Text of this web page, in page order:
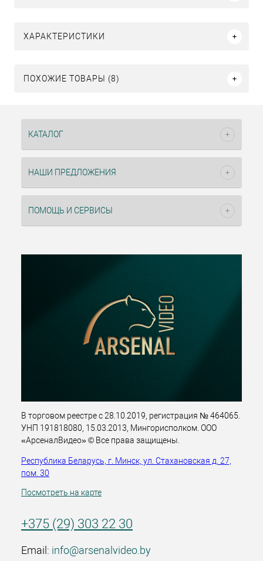
ХАРАКТЕРИСТИКИ
ПОХОЖИЕ ТОВАРЫ (8)
КАТАЛОГ
НАШИ ПРЕДЛОЖЕНИЯ
ПОМОЩЬ И СЕРВИСЫ
В торговом реестре с 28.10.2019, регистрация № 464065.
УНП 191818080, 15.03.2013, Мингорисполком. ООО
«АрсеналВидео» © Все права защищены.
Республика Беларусь, г. Минск, ул. Стахановская д. 27,
пом. 30
Посмотреть на карте
+375 (29) 303 22 30
Email: info@arsenalvideo.by